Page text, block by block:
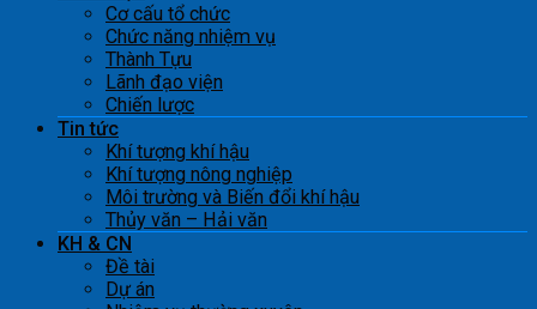
Cơ cấu tổ chức
Chức năng nhiệm vụ
Thành Tựu
Lãnh đạo viện
Chiến lược
Tin tức
Khí tượng khí hậu
Khí tượng nông nghiệp
Môi trường và Biến đổi khí hậu
Thủy văn – Hải văn
KH & CN
Đề tài
Dự án